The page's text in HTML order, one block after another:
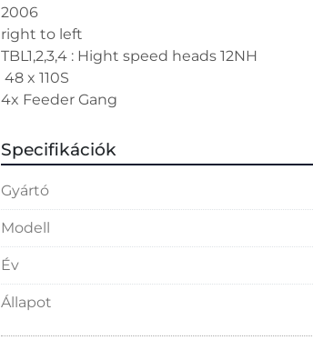
2006
right to left
TBL1,2,3,4 : Hight speed heads 12NH
48 x 110S
4x Feeder Gang
Specifikációk
Gyártó
Modell
Év
Állapot